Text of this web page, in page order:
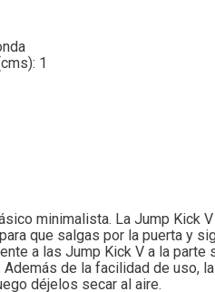
1
minimalista. La Jump Kick
que salgas por la puerta y
a las Jump Kick V a la
de la facilidad de uso,
déjelos secar al aire.